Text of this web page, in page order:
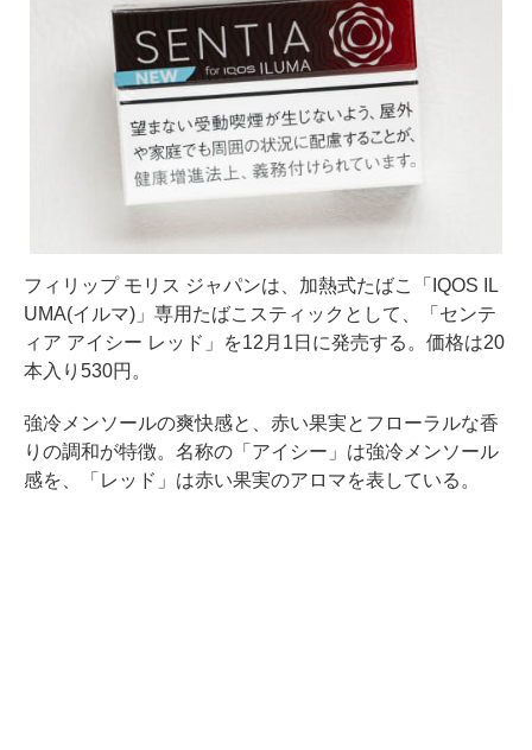
フィリップ モリス ジャパンは、加熱式たばこ「IQOS IL
UMA(イルマ)」専用たばこスティックとして、「センテ
ィア アイシー レッド」を12月1日に発売する。価格は20
本入り530円。
強冷メンソールの爽快感と、赤い果実とフローラルな香
りの調和が特徴。名称の「アイシー」は強冷メンソール
感を、「レッド」は赤い果実のアロマを表している。